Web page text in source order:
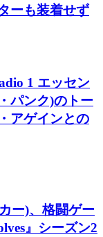
ーも装着せず
1 エッセン
パンク)のトー
アゲインとの
ー)、格闘ゲー
』シーズン2